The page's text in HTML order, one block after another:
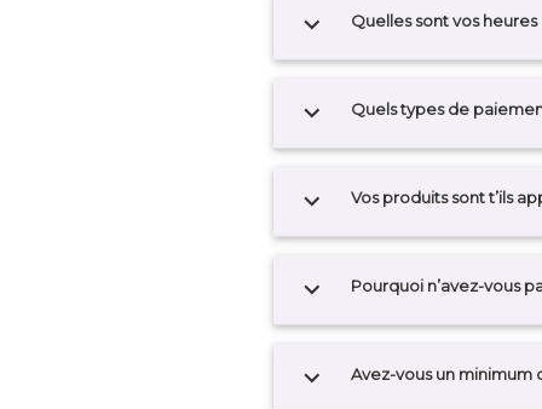
expand_more Quelles sont vos heures
expand_more Quels types de
expand_more Vos produits sont t’ils
expand_more Pourquoi n’avez-vous
expand_more Avez-vous un minimum